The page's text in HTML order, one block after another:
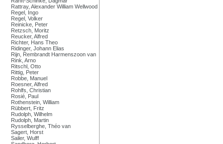
Rattray, Alexander William Wellwood
Regel, Ingo
Regel, Volker
Reinicke, Peter
Retzsch, Moritz
Reucker, Alfred
Richter, Hans Theo
Ridinger, Johann Elias
Rijn, Rembrandt Harmenszoon van
Rink, Arno
Ritschl, Otto
Rittig, Peter
Robbe, Manuel
Roesner, Alfred
Rohlfs, Christian
Rosié, Paul
Rothenstein, William
Rübbert, Fritz
Rudolph, Wilhelm
Rudolph, Martin
Rysselberghe, Théo van
Sagert, Horst
Sailer, Wulff